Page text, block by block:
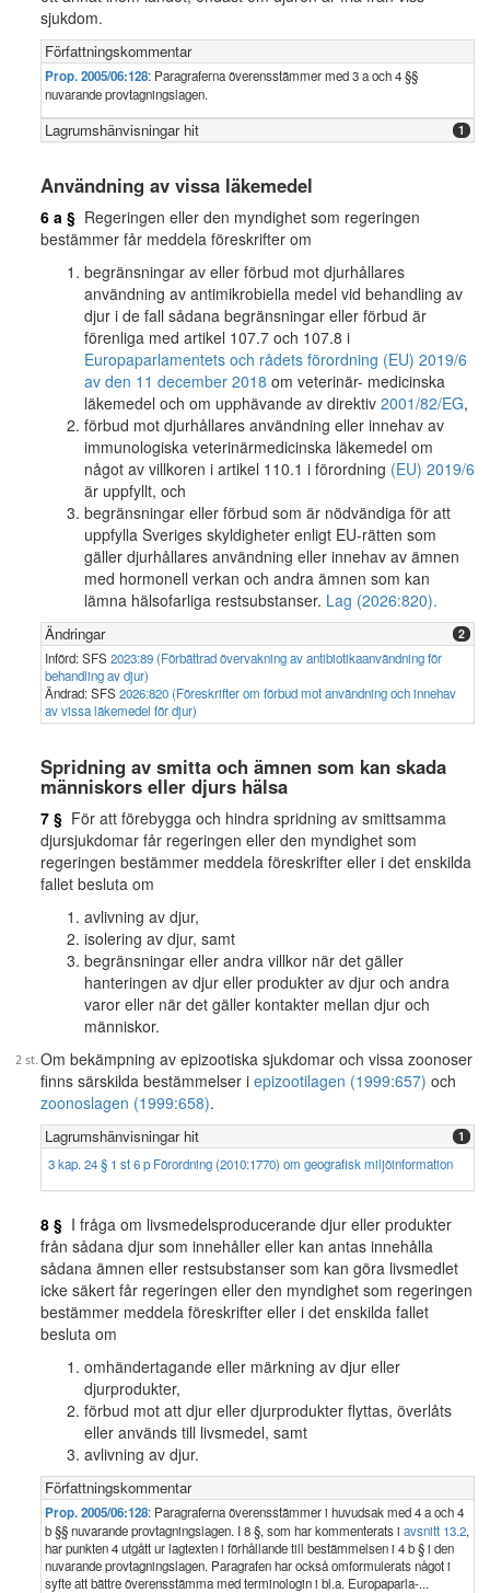
sjukdom.
Författningskommentar
Prop. 2005/06:128: Paragraferna överensstämmer med 3 a och 4 §§
nuvarande provtagningslagen.
Lagrumshänvisningar hit 1
Användning av vissa läkemedel
6 a § Regeringen eller den myndighet som regeringen
bestämmer får meddela föreskrifter om
begränsningar av eller förbud mot djurhållares
användning av antimikrobiella medel vid behandling av
djur i de fall sådana begränsningar eller förbud är
förenliga med artikel 107.7 och 107.8 i
Europaparlamentets och rådets förordning (EU) 2019/6
av den 11 december 2018 om veterinär- medicinska
läkemedel och om upphävande av direktiv 2001/82/EG,
förbud mot djurhållares användning eller innehav av
immunologiska veterinärmedicinska läkemedel om
något av villkoren i artikel 110.1 i förordning (EU) 2019/6
är uppfyllt, och
begränsningar eller förbud som är nödvändiga för att
uppfylla Sveriges skyldigheter enligt EU-rätten som
gäller djurhållares användning eller innehav av ämnen
med hormonell verkan och andra ämnen som kan
lämna hälsofarliga restsubstanser. Lag (2026:820).
Ändringar 2
Införd: SFS2023:89 (Förbättrad övervakning av antibiotikaanvändning för
behandling av djur)
Ändrad: SFS2026:820 (Föreskrifter om förbud mot användning och innehav
av vissa läkemedel för djur)
Spridning av smitta och ämnen som kan skada
människors eller djurs hälsa
7 § För att förebygga och hindra spridning av smittsamma
djursjukdomar får regeringen eller den myndighet som
regeringen bestämmer meddela föreskrifter eller i det enskilda
fallet besluta om
avlivning av djur,
isolering av djur, samt
begränsningar eller andra villkor när det gäller
hanteringen av djur eller produkter av djur och andra
varor eller när det gäller kontakter mellan djur och
människor.
Om bekämpning av epizootiska sjukdomar och vissa zoonoser
finns särskilda bestämmelser i epizootilagen (1999:657) och
zoonoslagen (1999:658).
Lagrumshänvisningar hit 1
3 kap. 24 § 1 st 6 p Förordning (2010:1770) om geografisk miljöinformation
8 § I fråga om livsmedelsproducerande djur eller produkter
från sådana djur som innehåller eller kan antas innehålla
sådana ämnen eller restsubstanser som kan göra livsmedlet
icke säkert får regeringen eller den myndighet som regeringen
bestämmer meddela föreskrifter eller i det enskilda fallet
besluta om
omhändertagande eller märkning av djur eller
djurprodukter,
förbud mot att djur eller djurprodukter flyttas, överlåts
eller används till livsmedel, samt
avlivning av djur.
Författningskommentar
Prop. 2005/06:128: Paragraferna överensstämmer i huvudsak med 4 a och 4
b §§ nuvarande provtagningslagen. I 8 §, som har kommenterats i avsnitt 13.2,
har punkten 4 utgått ur lagtexten i förhållande till bestämmelsen i 4 b § i den
nuvarande provtagningslagen. Paragrafen har också omformulerats något i
syfte att bättre överensstämma med terminologin i bl.a. Europaparla-...